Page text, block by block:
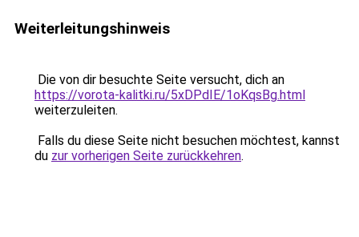
Weiterleitungshinweis
Die von dir besuchte Seite versucht, dich an
https://vorota-kalitki.ru/5xDPdIE/1oKqsBg.html
weiterzuleiten.
Falls du diese Seite nicht besuchen möchtest, kannst
du zur vorherigen Seite zurückkehren.